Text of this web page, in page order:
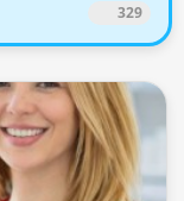
329